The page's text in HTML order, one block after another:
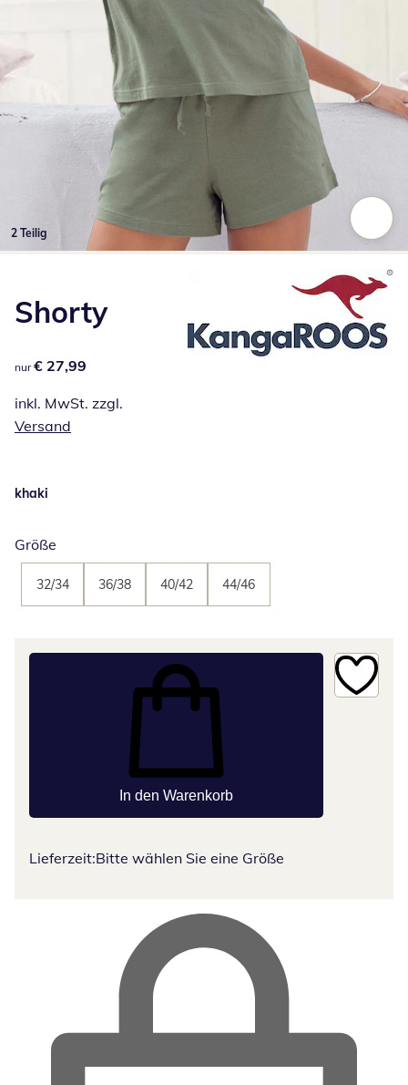
2 Teilig
Shorty
€ 27,99
nur € 27,99
inkl. MwSt. zzgl.
Versand
khaki
Größe
32/34 36/38 40/42 44/46
In den Warenkorb
Lieferzeit:Bitte wählen Sie eine Größe